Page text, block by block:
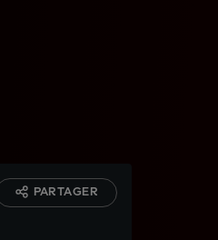
PARTAGER